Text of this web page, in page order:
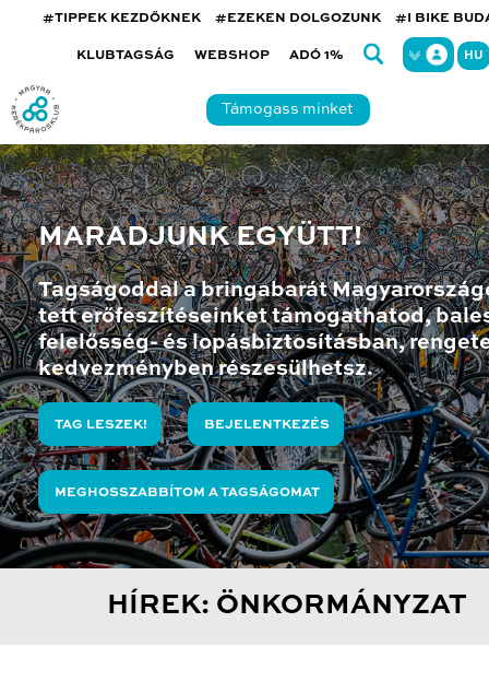
#TIPPEK KEZDŐKNEK #EZEKEN DOLGOZUNK #I BIKE
KLUBTAGSÁG WEBSHOP ADÓ 1% HU
Támogass minket
MARADJUNK EGYÜTT!
Tagságoddal a bringabarát
tett erőfeszítéseinket támogathatod,
felelősség- és lopásbiztosításban,
kedvezményben részesülhetsz.
TAG LESZEK! BEJELENTKEZÉS
MEGHOSSZABBÍTOM A TAGSÁGOMAT
HÍREK: ÖNKORMÁNYZAT